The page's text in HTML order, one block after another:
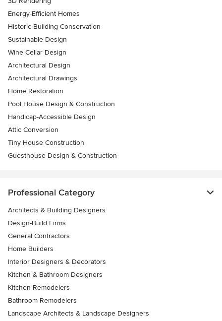
Energy-Efficient Homes
Historic Building Conservation
Sustainable Design
Wine Cellar Design
Architectural Design
Architectural Drawings
Home Restoration
Pool House Design & Construction
Handicap-Accessible Design
Attic Conversion
Tiny House Construction
Guesthouse Design & Construction
Professional Category
Architects & Building Designers
Design-Build Firms
General Contractors
Home Builders
Interior Designers & Decorators
Kitchen & Bathroom Designers
Kitchen Remodelers
Bathroom Remodelers
Landscape Architects & Landscape Designers